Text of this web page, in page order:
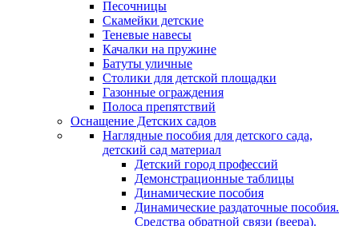
Песочницы
Скамейки детские
Теневые навесы
Качалки на пружине
Батуты уличные
Столики для детской площадки
Газонные ограждения
Полоса препятствий
Оснащение Детских садов
Наглядные пособия для детского сада,
детский сад материал
Детский город профессий
Демонстрационные таблицы
Динамические пособия
Динамические раздаточные пособия.
Средства обратной связи (веера).